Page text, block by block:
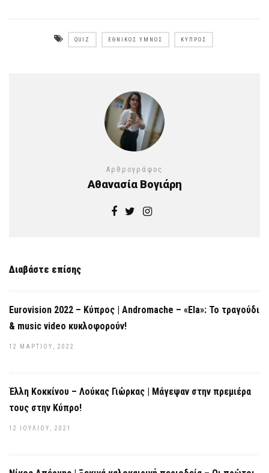
QUIZ ΕΘΝΙΚΌΣ ΎΜΝΟΣ ΚΎΠΡΟΣ
Αρθρογράφος
Αθανασία Βογιάρη
Διαβάστε επίσης
Eurovision 2022 – Κύπρος | Andromache – «Ela»: Το τραγούδι
& music video κυκλοφορούν!
12 ΜΑΡΤΊΟΥ, 2022
Έλλη Κοκκίνου – Λούκας Γιώρκας | Μάγεψαν στην πρεμιέρα
τους στην Κύπρο!
12 ΙΟΥΛΊΟΥ, 2021